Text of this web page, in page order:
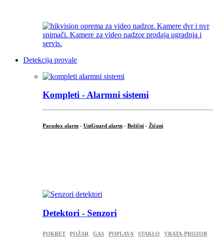
Detekcija provale
Kompleti - Alarmni sistemi
Paradox alarm - UniGuard alarm - Bežični - Žičani
Detektori - Senzori
POKRET POŽAR GAS POPLAVA STAKLO VRATA-PROZOR